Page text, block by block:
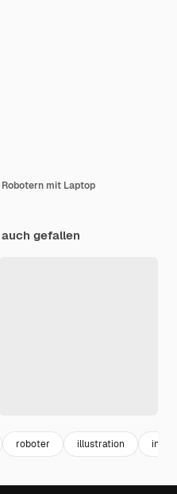
mit Laptop
gefallen
roboter illustration